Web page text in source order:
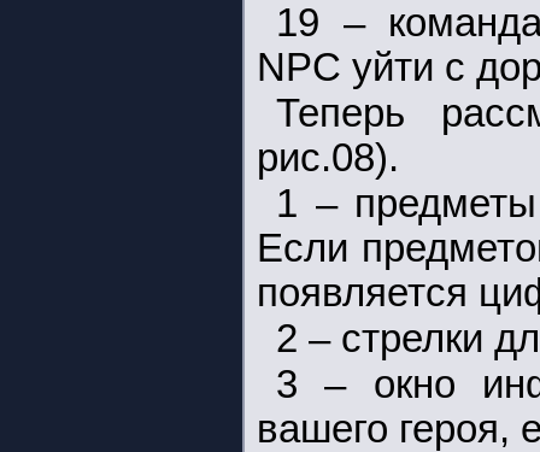
19 –
NPC уйти с
Теперь
рис.08).
1 –
Если
появляется
2 – стрелки
3 – окно
вашего героя,